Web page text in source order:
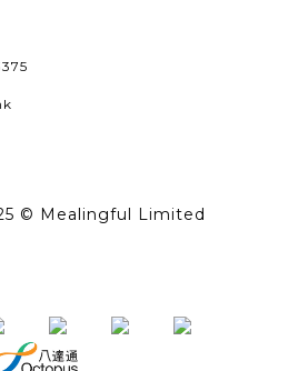
© Mealingful Limited